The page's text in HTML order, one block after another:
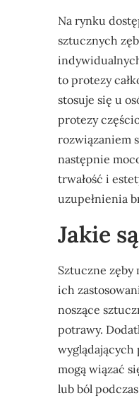
Na rynku
sztucznych
to protezy
stosuje się u
protezy
rozwiązaniem
następnie
trwałość i
uzupełnienia
Jakie
Sztuczne zęby
ich
noszące
potrawy.
wyglądających
mogą wiązać
lub ból